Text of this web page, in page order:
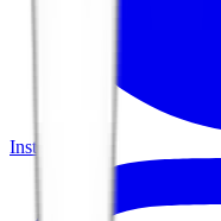
Instagram